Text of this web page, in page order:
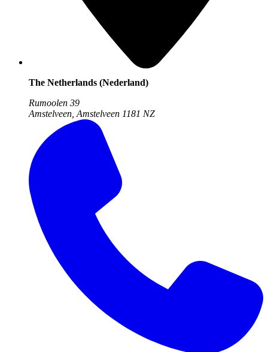
The Netherlands (Nederland)
Rumoolen 39
Amstelveen, Amstelveen 1181 NZ